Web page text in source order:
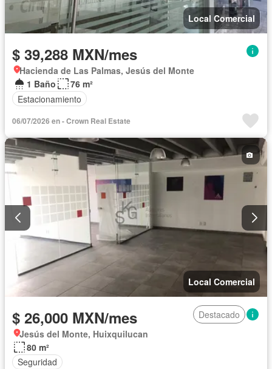
Local Comercial
$ 39,288 MXN/mes
Hacienda de Las Palmas, Jesús del Monte
1 Baño
76 m²
Estacionamiento
06/07/2026 en - Crown Real Estate
Local Comercial
$ 26,000 MXN/mes
Destacado
Jesús del Monte, Huixquilucan
80 m²
Seguridad